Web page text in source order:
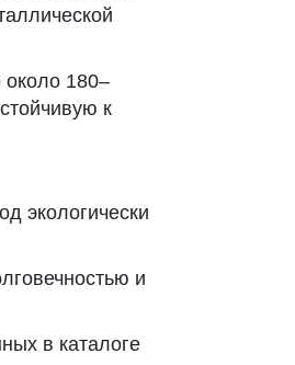
около 180–
к
экологически
и
в каталоге